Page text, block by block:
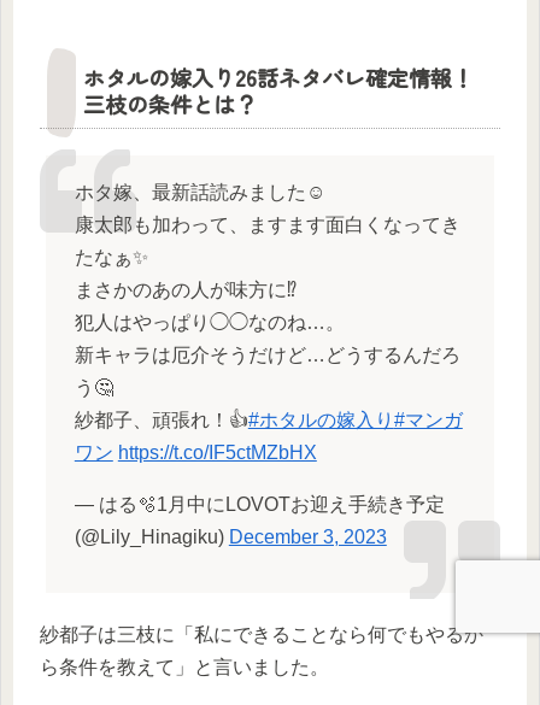
ホタルの嫁入り26話ネタバレ確定情報！
三枝の条件とは？
ホタ嫁、最新話読みました☺️
康太郎も加わって、ますます面白くなってき
たなぁ✨
まさかのあの人が味方に⁉️
犯人はやっぱり◯◯なのね…。
新キャラは厄介そうだけど…どうするんだろ
う🤔
紗都子、頑張れ！👍#ホタルの嫁入り #マンガ
ワン https://t.co/IF5ctMZbHX
— はる🫧1月中にLOVOTお迎え手続き予定
(@Lily_Hinagiku) December 3, 2023
紗都子は三枝に「私にできることなら何でもやるか
ら条件を教えて」と言いました。